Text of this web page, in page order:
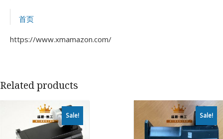
首页
https://www.xmamazon.com/
Related products
Sale! Sale!